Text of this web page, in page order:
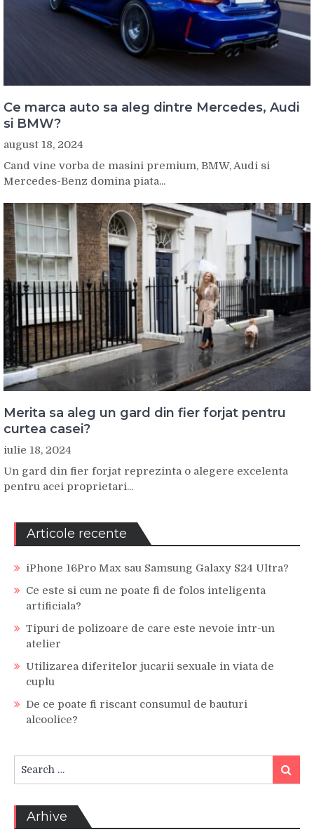
Ce marca auto sa aleg dintre Mercedes, Audi
si BMW?
august 18, 2024
Cand vine vorba de masini premium, BMW, Audi si
Mercedes-Benz domina piata...
Merita sa aleg un gard din fier forjat pentru
curtea casei?
iulie 18, 2024
Un gard din fier forjat reprezinta o alegere excelenta
pentru acei proprietari...
Articole recente
iPhone 16Pro Max sau Samsung Galaxy S24 Ultra?
Ce este si cum ne poate fi de folos inteligenta
artificiala?
Tipuri de polizoare de care este nevoie intr-un
atelier
Utilizarea diferitelor jucarii sexuale in viata de
cuplu
De ce poate fi riscant consumul de bauturi
alcoolice?
for:
Search
Arhive